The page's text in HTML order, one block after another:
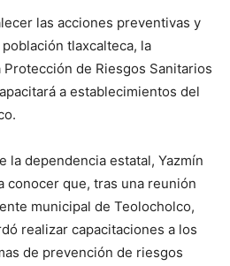
las acciones preventivas y
tlaxcalteca, la
Protección de Riesgos Sanitarios
a establecimientos del
la dependencia estatal, Yazmín
conocer que, tras una reunión
municipal de Teolocholco,
realizar capacitaciones a los
de prevención de riesgos